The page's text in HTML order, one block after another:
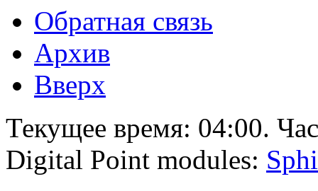
Обратная связь
Архив
Вверх
Текущее время: 04:00.
Digital Point modules: